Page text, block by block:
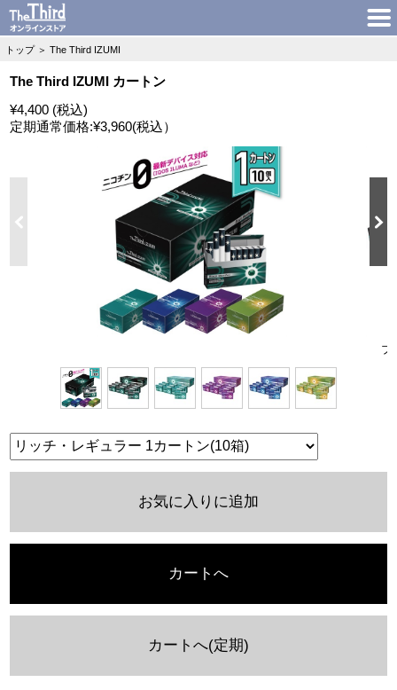
トップ ＞ The Third IZUMI
The Third IZUMI カートン
¥4,400 (税込)
定期通常価格:¥3,960(税込）
ブ
お気に入りに追加
カートへ
カートへ(定期)